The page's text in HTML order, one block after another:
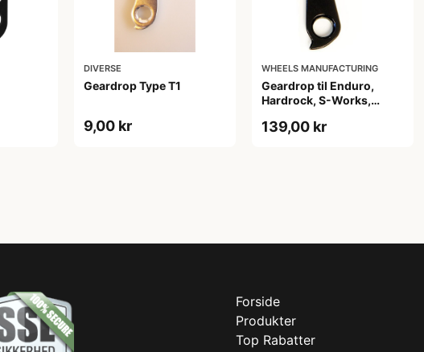
DIVERSE
Geardrop Type T1
9,00 kr
WHEELS MANUFACTURING
Geardrop til Enduro,
Hardrock, S-Works,
139,00 kr
Forside
Produkter
Top Rabatter